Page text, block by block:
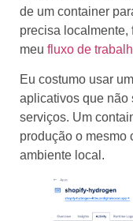
de um container
precisa
meu fluxo de
Eu costumo usar
aplicativos que não
serviços. Um
produção o mesmo
ambiente local.